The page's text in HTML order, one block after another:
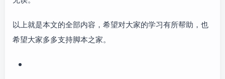
以上就是本文的全部内容，希望对大家的学习有所帮助，也
希望大家多多支持脚本之家。